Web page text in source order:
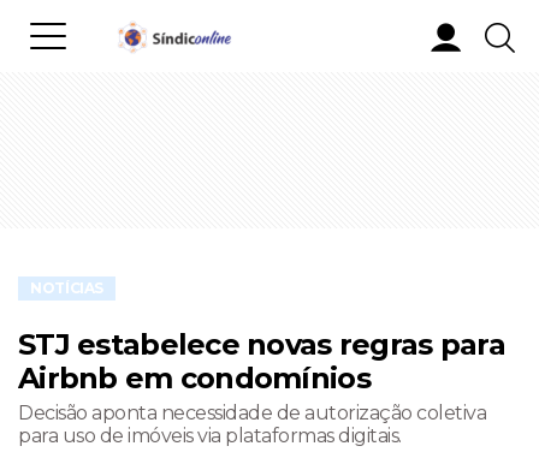
NOTÍCIAS
STJ estabelece novas regras para
Airbnb em condomínios
Decisão aponta necessidade de autorização coletiva
para uso de imóveis via plataformas digitais.